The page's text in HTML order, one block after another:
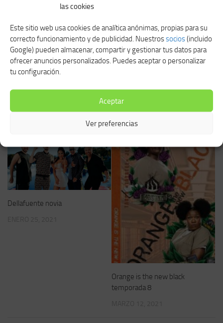
las cookies
Este sitio web usa cookies de analítica anónimas, propias para su
correcto funcionamiento y de publicidad. Nuestrossocios(incluido
Google) pueden almacenar, compartir y gestionar tus datos para
ofrecer anuncios personalizados. Puedes aceptar o personalizar
tu configuración.
Aceptar
Ver preferencias
A partir de finales de los años 60, el equipo de producción pudo
grabaciones de audio de Clemente Domínguez, el futuro Papa
Gregorio XVII, mientras transmitía los supuestos mensajes
celestiales. Además, el documental contiene breves recreaciones
de incidentes significativos de la historia de Palma.
TAMBIÉN TE PODRÍA GUSTAR...
Dellafuente novia
Orange is the new black
temporada 8